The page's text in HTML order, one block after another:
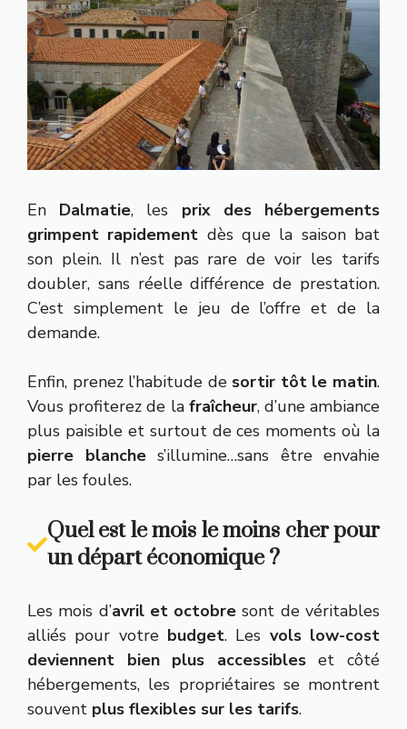
En Dalmatie, les prix des hébergements
grimpent rapidement dès que la saison bat
son plein. Il n’est pas rare de voir les tarifs
doubler, sans réelle différence de prestation.
C’est simplement le jeu de l’offre et de la
demande.
Enfin, prenez l’habitude de sortir tôt le matin.
Vous profiterez de la fraîcheur, d’une ambiance
plus paisible et surtout de ces moments où la
pierre blanches’illumine…sans être envahie
par les foules.
Quel est le mois le moins cher pour
un départ économique ?
Les mois d’avril et octobre sont de véritables
alliés pour votre budget. Les vols low-cost
deviennent bien plus accessibleset côté
hébergements, les propriétaires se montrent
souvent plus flexibles sur les tarifs.